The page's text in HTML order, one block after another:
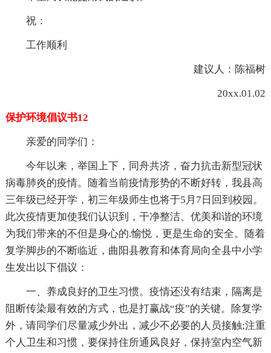
祝：
工作顺利
建议人：陈福树
20xx.01.02
保护环境倡议书12
亲爱的同学们：
今年以来，举国上下，同舟共济，奋力抗击新型冠状
病毒肺炎的疫情。随着当前疫情形势的不断好转，我县高
三年级已经开学，初三年级师生也将于5月7日回到校园。
此次疫情更加使我们认识到，干净整洁、优美和谐的环境
为我们带来的不但是身心的.愉悦，更是生命的安全。随着
复学脚步的不断临近，曲阳县教育和体育局向全县中小学
生发出以下倡议：
一、养成良好的卫生习惯。疫情还没有结束，隔离是
阻断传染最有效的方式，也是打赢战“疫”的关键。除复学
外，请同学们尽量减少外出，减少不必要的人员接触;注重
个人卫生和习惯，要保持住所通风良好，保持室内空气新